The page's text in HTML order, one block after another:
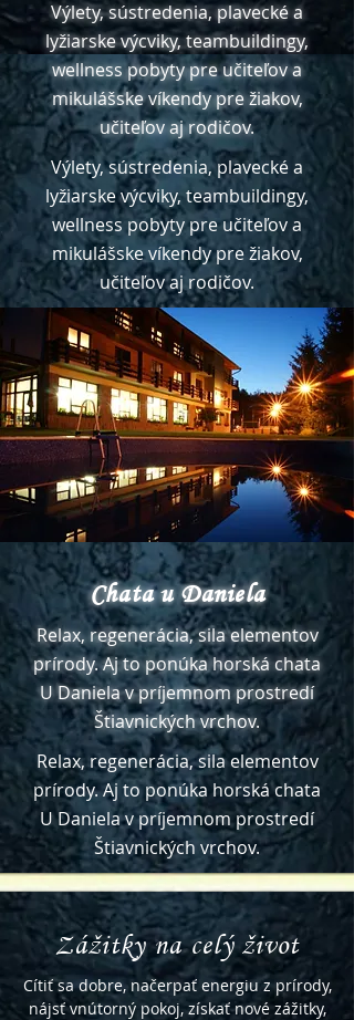
Výlety, sústredenia, plavecké a
lyžiarske výcviky, teambuildingy,
wellness pobyty pre učiteľov a
mikulášske víkendy pre žiakov,
učiteľov aj rodičov.
Výlety, sústredenia, plavecké a
lyžiarske výcviky, teambuildingy,
wellness pobyty pre učiteľov a
mikulášske víkendy pre žiakov,
učiteľov aj rodičov.
Relax, regenerácia, sila elementov
prírody. Aj to ponúka horská chata
U Daniela v príjemnom prostredí
Štiavnických vrchov.
Chata u Daniela
Relax, regenerácia, sila elementov
prírody. Aj to ponúka horská chata
U Daniela v príjemnom prostredí
Štiavnických vrchov.
Zážitky na celý život
Cítiť sa dobre, načerpať energiu z prírody,
nájsť vnútorný pokoj, získať nové zážitky,